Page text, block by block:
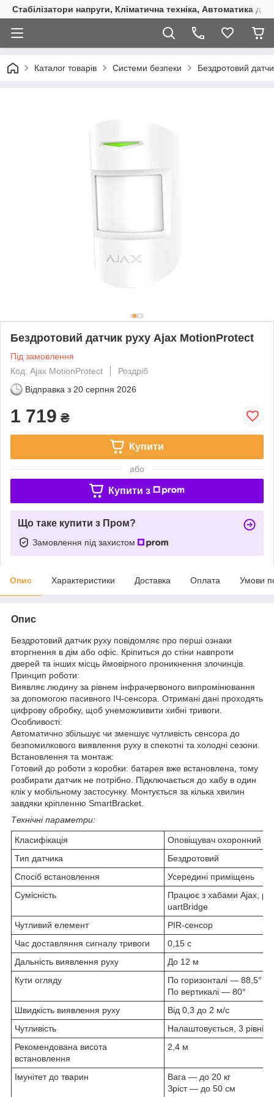
Стабілізатори напруги, Кліматична техніка, Автоматика
Каталог товарів Системи безпеки Бездротовий
Бездротовий датчик руху Ajax MotionProtect
Під замовлення
Код: Ajax MotionProtect
Роздріб
Відправка з 20 серпня 2026
1 719 ₴
Купити
або
Купити з
Що таке купити з Пром?
Замовлення під захистом
Опис Характеристики Доставка Оплата Умови
Опис
Бездротовий датчик руху повідомляє про перші ознаки
вторгнення в дім або офіс. Кріпиться до стіни навпроти
дверей та інших місць ймовірного проникнення злочинців.
Принцип роботи:
Виявляє людину за рівнем інфрачервоного випромінювання
за допомогою пасивного ІЧ-сенсора. Отримані дані проходять
цифрову обробку, щоб унеможливити хибні тривоги.
Особливості:
Автоматично збільшує чи зменшує чутливість сенсора до
безпомилкового виявлення руху в спекотні та холодні сезони.
Встановлення та монтаж:
Готовий до роботи з коробки: батарея вже встановлена, тому
розбирати датчик не потрібно. Підключається до хабу в один
клік у мобільному застосунку. Монтується за кілька хвилин
завдяки кріпленню SmartBracket.
Технічні параметри:
Класифікація
Оповіщувач охоронний
Тип датчика
Бездротовий
Спосіб встановлення
Усередині приміщень
Сумісність
Працює з хабами Ajax,
uartBridge
Чутливий елемент
PIR-сенсор
Час доставляння сигналу тривоги
0,15 с
Дальність виявлення руху
До 12 м
Кути огляду
По горизонталі — 88,5°
По вертикалі — 80°
Швидкість виявлення руху
Від 0,3 до 2 м/c
Чутливість
Налаштовується, 3 рівні
Рекомендована висота
встановлення
2,4 м
Імунітет до тварин
Вага — до 20 кг
Зріст — до 50 см